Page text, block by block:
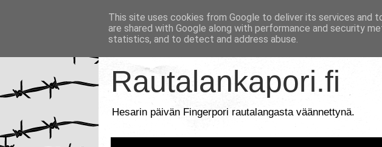
Rautalankapori.fi
Hesarin päivän Fingerpori rautalangasta väännettynä.
This site uses cookies from Google to deliver its services and
are shared with Google along with performance and security
statistics, and to detect and address abuse.